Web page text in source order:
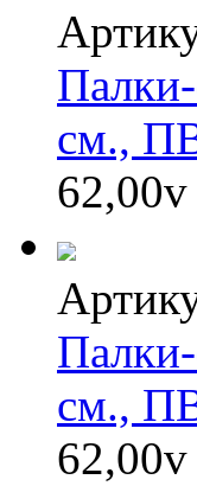
см.,
62,00v
см.,
62,00v